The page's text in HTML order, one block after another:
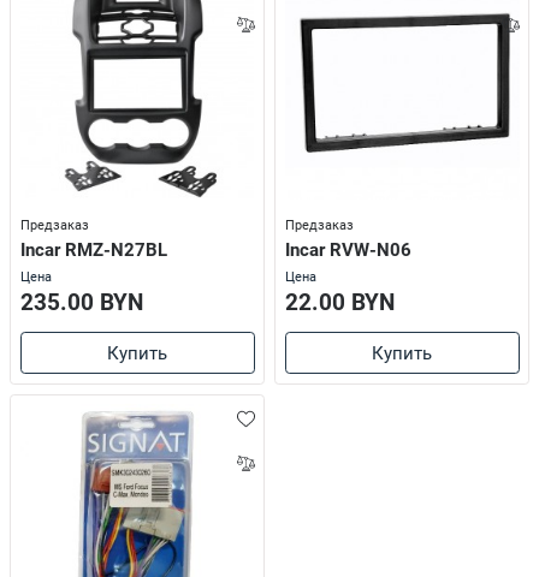
Предзаказ
Incar RMZ-N27BL
Цена
235.00 BYN
Купить
Предзаказ
Incar RVW-N06
Цена
22.00 BYN
Купить